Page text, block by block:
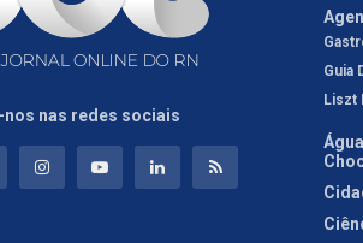
nos nas redes sociais
Guia
Liszt